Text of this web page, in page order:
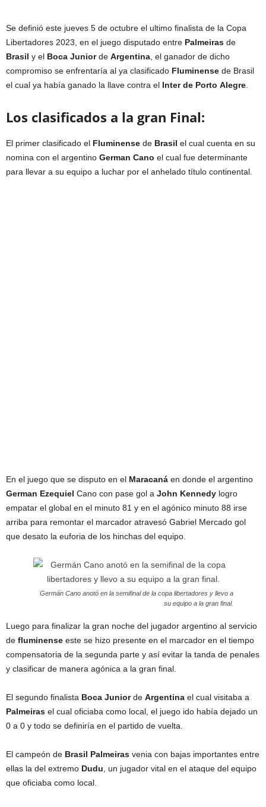
Se definió este jueves 5 de octubre el ultimo finalista de la Copa
Libertadores 2023, en el juego disputado entre Palmeiras de
Brasil y el Boca Juniorde Argentina , el ganador de dicho
compromiso se enfrentaría al ya clasificado Fluminense de Brasil
el cual ya había ganado la llave contra el Inter de Porto Alegre
Los clasificados a la gran Final:
El primer clasificado el Fluminense de Brasil el cual cuenta en su
nomina con el argentino German Cano el cual fue determinante
para llevar a su equipo a luchar por el anhelado título continental.
En el juego que se disputo en el Maracaná en donde el argentino
German Ezequiel Cano con pase gol a John Kennedy logro
empatar el global en el minuto 81 y en el agónico minuto 88 irse
arriba para remontar el marcador atravesó Gabriel Mercado gol
que desato la euforia de los hinchas del equipo.
Germán Cano anotó en la semifinal de la copa libertadores y llevo a
su equipo a la gran final.
Luego para finalizar la gran noche del jugador argentino al servicio
de fluminense este se hizo presente en el marcador en el tiempo
compensatoria de la segunda parte y así evitar la tanda de penales
y clasificar de manera agónica a la gran final.
El segundo finalista Boca Juniorde Argentina el cual visitaba a
Palmeiras el cual oficiaba como local, el juego ido había dejado un
0 a 0 y todo se definiría en el partido de vuelta.
El campeón de Brasil Palmeiras venia con bajas importantes entre
ellas la del extremo Dudu , un jugador vital en el ataque del equipo
que oficiaba como local.